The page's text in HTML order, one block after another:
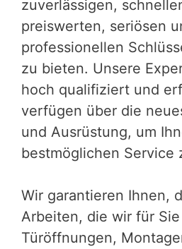
zuverlässigen,
preiswerten, seriösen
professionellen
zu bieten. Unsere
hoch qualifiziert und
verfügen über die
und Ausrüstung, um
bestmöglichen Service
Wir garantieren Ihnen,
Arbeiten, die wir für
Türöffnungen,